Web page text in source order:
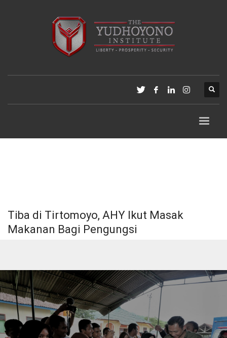
Tiba di Tirtomoyo, AHY Ikut Masak
Makanan Bagi Pengungsi